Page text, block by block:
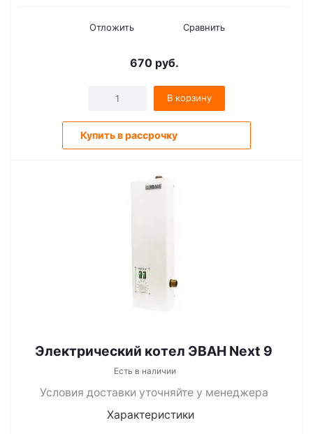
Отложить Сравнить
670руб.
В корзину
Купить в рассрочку
Электрический котел ЭВАН Next 9
Есть в наличии
Условия доставки уточняйте у менеджера
Характеристики